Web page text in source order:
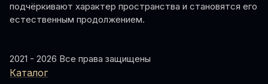
подчёркивают характер пространства и становятся его
естественным продолжением.
2021 - 2026 Все права защищены
Каталог